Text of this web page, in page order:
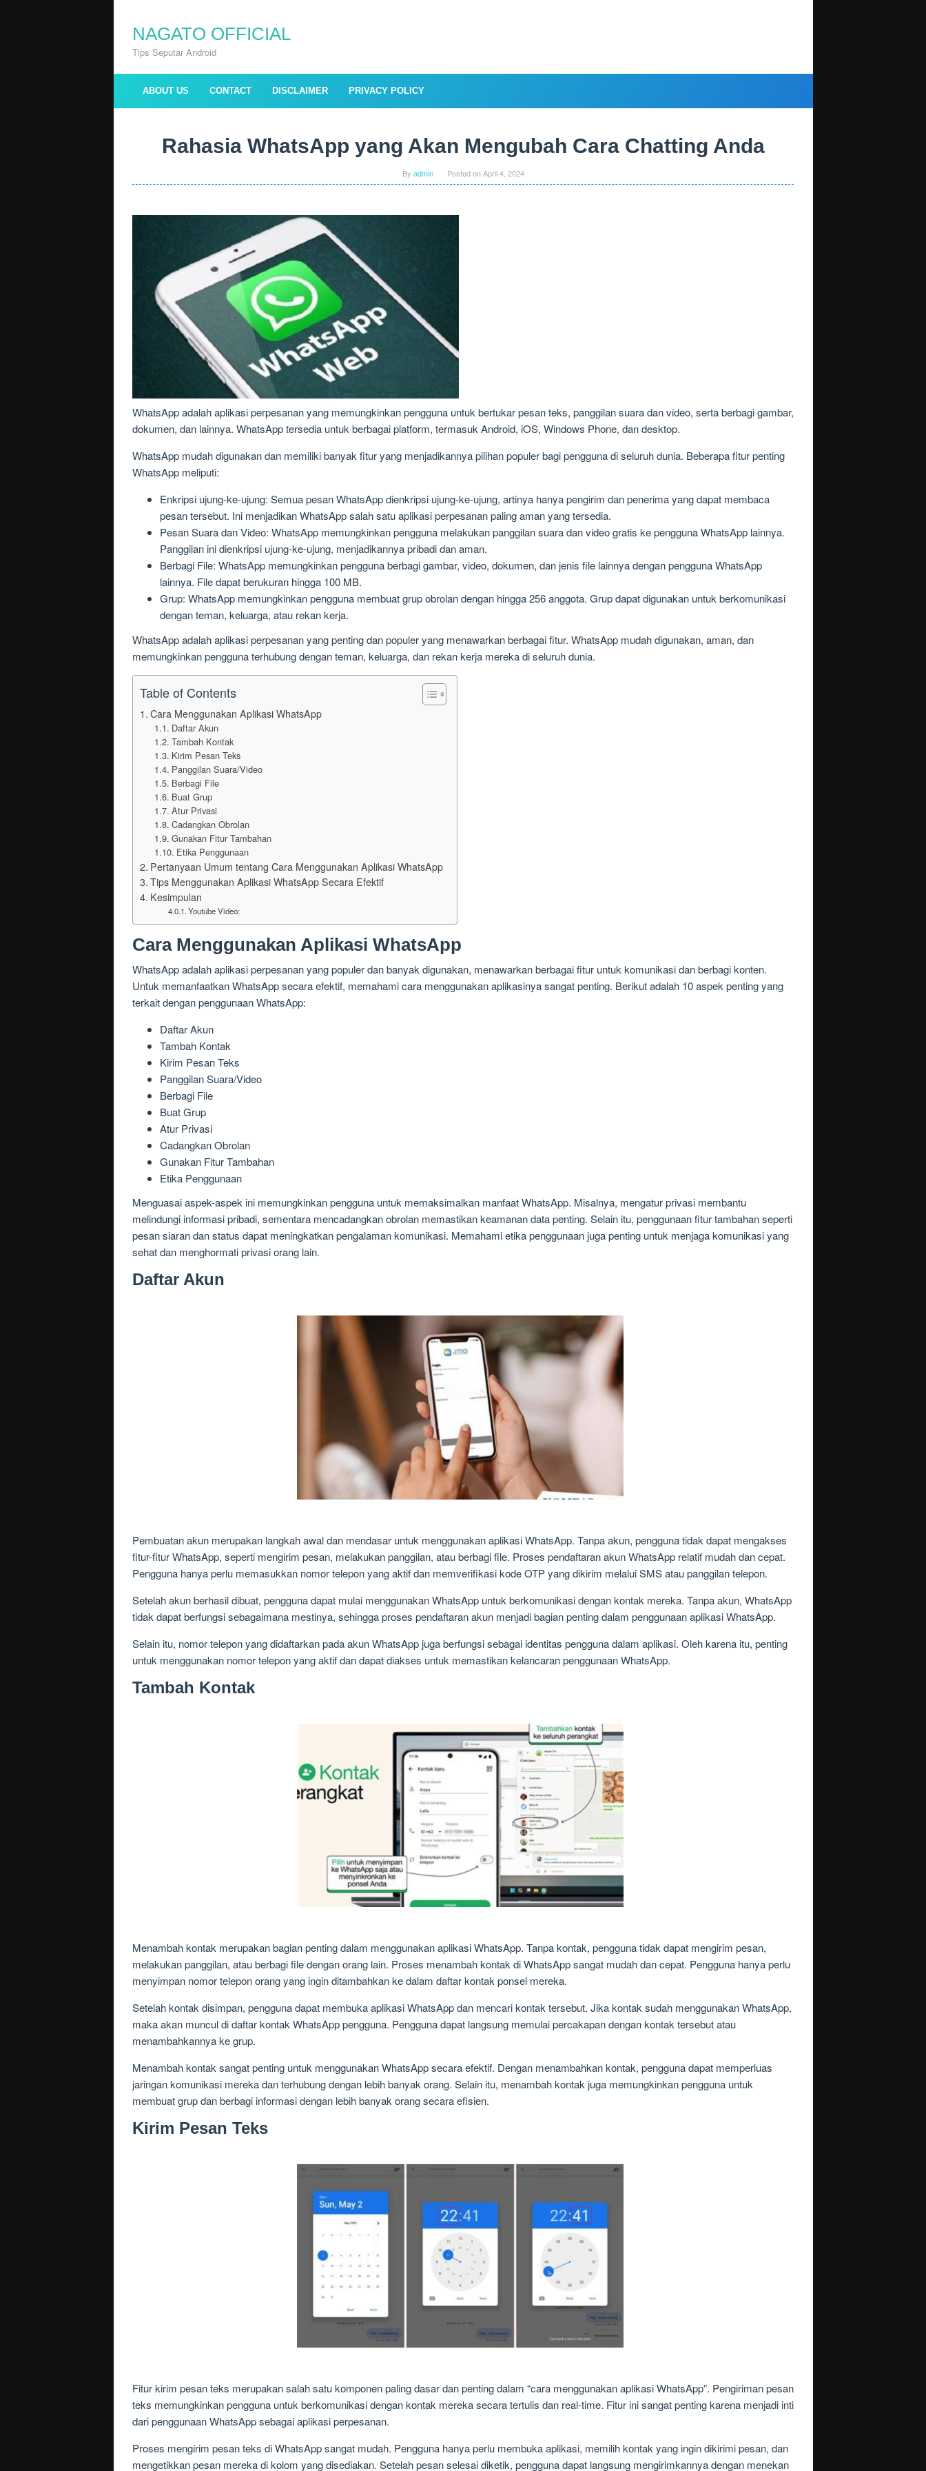
contentNAGATO OFFICIAL
Tips Seputar Android
ABOUT US CONTACT DISCLAIMER PRIVACY POLICY
Rahasia WhatsApp yang Akan Mengubah Cara Chatting Anda
By admin Posted onApril 4, 2024
WhatsApp adalah aplikasi perpesanan yang memungkinkan pengguna untuk bertukar pesan teks, panggilan suara dan video, serta berbagi gambar,
dokumen, dan lainnya. WhatsApp tersedia untuk berbagai platform, termasuk Android, iOS, Windows Phone, dan desktop.
WhatsApp mudah digunakan dan memiliki banyak fitur yang menjadikannya pilihan populer bagi pengguna di seluruh dunia. Beberapa fitur penting
WhatsApp meliputi:
Enkripsi ujung-ke-ujung: Semua pesan WhatsApp dienkripsi ujung-ke-ujung, artinya hanya pengirim dan penerima yang dapat membaca
pesan tersebut. Ini menjadikan WhatsApp salah satu aplikasi perpesanan paling aman yang tersedia.
Pesan Suara dan Video: WhatsApp memungkinkan pengguna melakukan panggilan suara dan video gratis ke pengguna WhatsApp lainnya.
Panggilan ini dienkripsi ujung-ke-ujung, menjadikannya pribadi dan aman.
Berbagi File: WhatsApp memungkinkan pengguna berbagi gambar, video, dokumen, dan jenis file lainnya dengan pengguna WhatsApp
lainnya. File dapat berukuran hingga 100 MB.
Grup: WhatsApp memungkinkan pengguna membuat grup obrolan dengan hingga 256 anggota. Grup dapat digunakan untuk berkomunikasi
dengan teman, keluarga, atau rekan kerja.
WhatsApp adalah aplikasi perpesanan yang penting dan populer yang menawarkan berbagai fitur. WhatsApp mudah digunakan, aman, dan
memungkinkan pengguna terhubung dengan teman, keluarga, dan rekan kerja mereka di seluruh dunia.
Table of Contents
Cara Menggunakan Aplikasi WhatsApp
Daftar Akun
Tambah Kontak
Kirim Pesan Teks
Panggilan Suara/Video
Berbagi File
Buat Grup
Atur Privasi
Cadangkan Obrolan
Gunakan Fitur Tambahan
Etika Penggunaan
Pertanyaan Umum tentang Cara Menggunakan Aplikasi WhatsApp
Tips Menggunakan Aplikasi WhatsApp Secara Efektif
Kesimpulan
Youtube Video:
Cara Menggunakan Aplikasi WhatsApp
WhatsApp adalah aplikasi perpesanan yang populer dan banyak digunakan, menawarkan berbagai fitur untuk komunikasi dan berbagi konten.
Untuk memanfaatkan WhatsApp secara efektif, memahami cara menggunakan aplikasinya sangat penting. Berikut adalah 10 aspek penting yang
terkait dengan penggunaan WhatsApp:
Daftar Akun
Tambah Kontak
Kirim Pesan Teks
Panggilan Suara/Video
Berbagi File
Buat Grup
Atur Privasi
Cadangkan Obrolan
Gunakan Fitur Tambahan
Etika Penggunaan
Menguasai aspek-aspek ini memungkinkan pengguna untuk memaksimalkan manfaat WhatsApp. Misalnya, mengatur privasi membantu
melindungi informasi pribadi, sementara mencadangkan obrolan memastikan keamanan data penting. Selain itu, penggunaan fitur tambahan seperti
pesan siaran dan status dapat meningkatkan pengalaman komunikasi. Memahami etika penggunaan juga penting untuk menjaga komunikasi yang
sehat dan menghormati privasi orang lain.
Daftar Akun
Pembuatan akun merupakan langkah awal dan mendasar untuk menggunakan aplikasi WhatsApp. Tanpa akun, pengguna tidak dapat mengakses
fitur-fitur WhatsApp, seperti mengirim pesan, melakukan panggilan, atau berbagi file. Proses pendaftaran akun WhatsApp relatif mudah dan cepat.
Pengguna hanya perlu memasukkan nomor telepon yang aktif dan memverifikasi kode OTP yang dikirim melalui SMS atau panggilan telepon.
Setelah akun berhasil dibuat, pengguna dapat mulai menggunakan WhatsApp untuk berkomunikasi dengan kontak mereka. Tanpa akun, WhatsApp
tidak dapat berfungsi sebagaimana mestinya, sehingga proses pendaftaran akun menjadi bagian penting dalam penggunaan aplikasi WhatsApp.
Selain itu, nomor telepon yang didaftarkan pada akun WhatsApp juga berfungsi sebagai identitas pengguna dalam aplikasi. Oleh karena itu, penting
untuk menggunakan nomor telepon yang aktif dan dapat diakses untuk memastikan kelancaran penggunaan WhatsApp.
Tambah Kontak
Menambah kontak merupakan bagian penting dalam menggunakan aplikasi WhatsApp. Tanpa kontak, pengguna tidak dapat mengirim pesan,
melakukan panggilan, atau berbagi file dengan orang lain. Proses menambah kontak di WhatsApp sangat mudah dan cepat. Pengguna hanya perlu
menyimpan nomor telepon orang yang ingin ditambahkan ke dalam daftar kontak ponsel mereka.
Setelah kontak disimpan, pengguna dapat membuka aplikasi WhatsApp dan mencari kontak tersebut. Jika kontak sudah menggunakan WhatsApp,
maka akan muncul di daftar kontak WhatsApp pengguna. Pengguna dapat langsung memulai percakapan dengan kontak tersebut atau
menambahkannya ke grup.
Menambah kontak sangat penting untuk menggunakan WhatsApp secara efektif. Dengan menambahkan kontak, pengguna dapat memperluas
jaringan komunikasi mereka dan terhubung dengan lebih banyak orang. Selain itu, menambah kontak juga memungkinkan pengguna untuk
membuat grup dan berbagi informasi dengan lebih banyak orang secara efisien.
Kirim Pesan Teks
Fitur kirim pesan teks merupakan salah satu komponen paling dasar dan penting dalam “cara menggunakan aplikasi WhatsApp”. Pengiriman pesan
teks memungkinkan pengguna untuk berkomunikasi dengan kontak mereka secara tertulis dan real-time. Fitur ini sangat penting karena menjadi inti
dari penggunaan WhatsApp sebagai aplikasi perpesanan.
Proses mengirim pesan teks di WhatsApp sangat mudah. Pengguna hanya perlu membuka aplikasi, memilih kontak yang ingin dikirimi pesan, dan
mengetikkan pesan mereka di kolom yang disediakan. Setelah pesan selesai diketik, pengguna dapat langsung mengirimkannya dengan menekan